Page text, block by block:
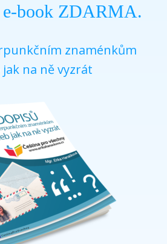
e-book ZDARMA.
znaménkům
na ně vyzrát